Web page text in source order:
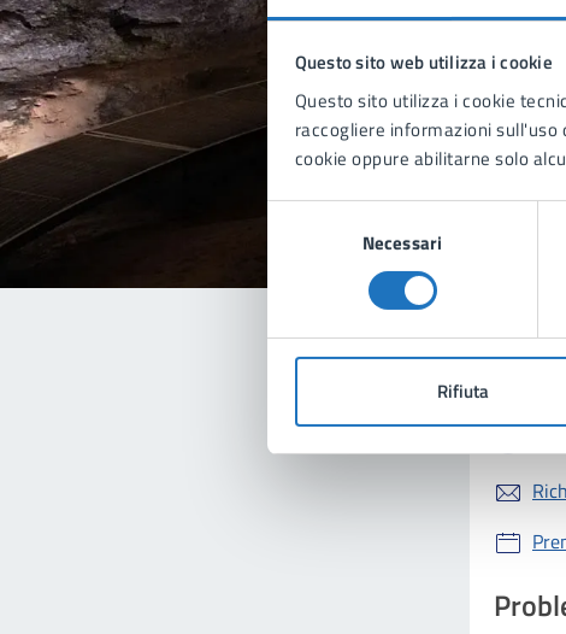
Questo sito web utilizza i cookie
Questo sito utilizza i cookie
raccogliere informazioni
cookie oppure abilitarne solo
Necessari
Rifiuta
pagina?
Valuta